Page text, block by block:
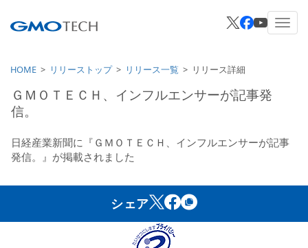
HOME リリーストップ リリース一覧 リリース詳細
ＧＭＯＴＥＣＨ、インフルエンサーが記事発
信。
日経産業新聞に『ＧＭＯＴＥＣＨ、インフルエンサーが記事
発信。』が掲載されました
シェア